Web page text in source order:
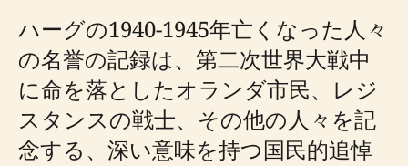
ハーグの1940-1945年亡くなった人々
の名誉の記録は、第二次世界大戦中
に命を落としたオランダ市民、レジ
スタンスの戦士、その他の人々を記
念する、深い意味を持つ国民的追悼